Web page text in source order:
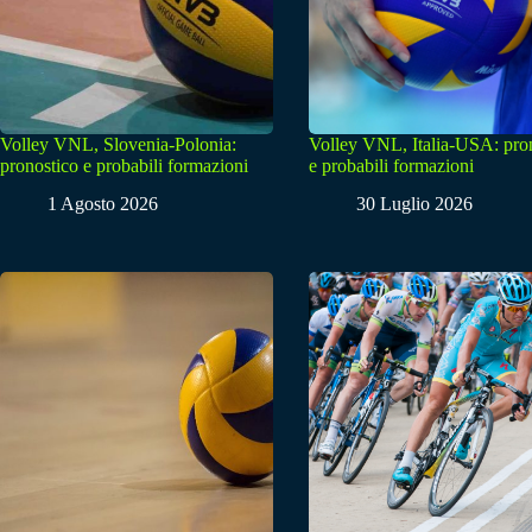
Volley VNL, Slovenia-Polonia:
pronostico e probabili formazioni
1 Agosto 2026
Volley VNL, Italia-USA:
e probabili formazioni
30 Luglio 2026